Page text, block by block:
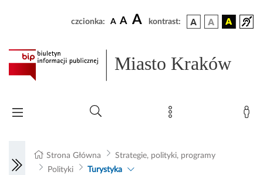
czcionka: A A A kontrast:
Miasto Kraków
Strona Główna
Strategie, polityki, programy
Polityki
Turystyka